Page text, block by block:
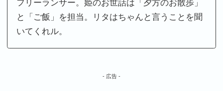
フリーランサー。姫のお世話は「夕方のお散歩」
と「ご飯」を担当。リタはちゃんと言うことを聞
いてくれル。
- 広告 -